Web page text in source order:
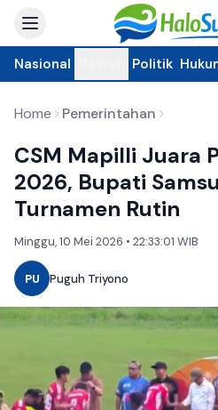
Nasional Politik
Home Pemerintahan
CSM Mapilli Juara
2026, Bupati
Turnamen Rutin
Minggu, 10 Mei 2026 • 22:33:01 WIB
PU Puguh Triyono